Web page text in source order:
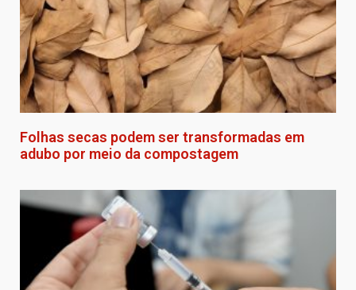
Folhas secas podem ser transformadas em
adubo por meio da compostagem